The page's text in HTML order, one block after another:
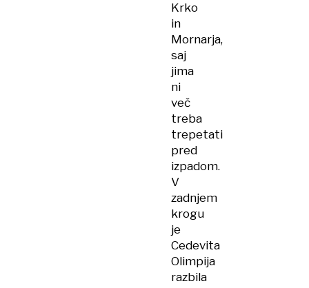
Krko
in
Mornarja,
saj
jima
ni
več
treba
trepetati
pred
izpadom.
V
zadnjem
krogu
je
Cedevita
Olimpija
razbila